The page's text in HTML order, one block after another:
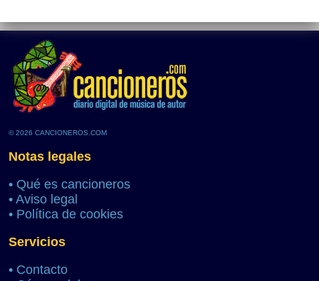
© 2026 CANCIONEROS.COM
Notas legales
• Qué es cancioneros
• Aviso legal
• Política de cookies
Servicios
• Contacto